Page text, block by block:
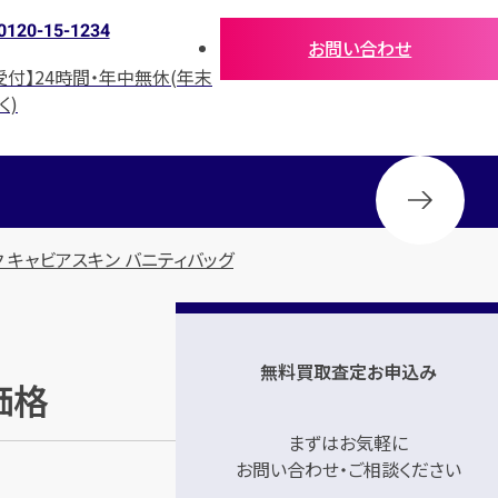
15-1234
付】24時間・年中無休(年末
)
お問い合わせ
ャビアスキン バニティバッグ
格
無料買取査定お申込み
まずはお気軽に
お問い合わせ・ご相談ください